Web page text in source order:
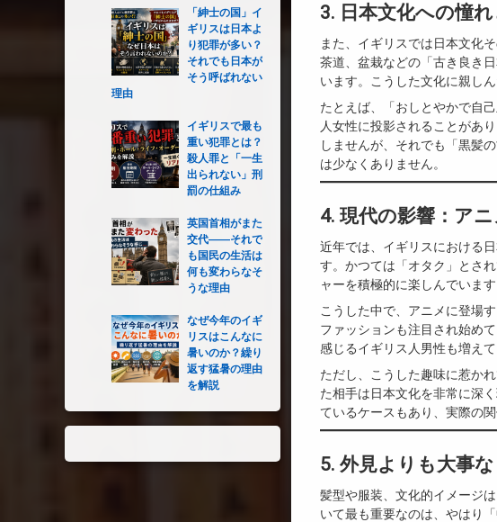
3. 日本文化への憧
また、イギリスでは日本文化
茶道、盆栽などの「古き良き
います。こうした文化に親し
たとえば、「おしとやかで自
人女性に投影されることがあ
しませんが、それでも「黒髪
は少なくありません。
4. 現代の影響：ア
近年では、イギリスにおける
す。かつては「オタク」とさ
ャーを積極的に楽しんでいます
こうした中で、アニメに登
ファッションも注目され始め
感じるイギリス人男性も増えて
ただし、こうした趣味に惹か
た相手は日本文化を非常に深
ているケースもあり、実際の
5. 外見よりも大事な
髪型や服装、文化的イメージ
いて最も重要なのは、やはり
「紳士の国」イ
ギリスは日本よ
り犯罪が多い？
それでも日本が
そう呼ばれない
理由
イギリスで最も
重い犯罪とは？
殺人罪と「一生
出られない」刑
罰の仕組み
英国首相がまた
交代――それで
も国民の生活は
何も変わらなそ
うな理由
なぜ今年のイギ
リスはこんなに
暑いのか？繰り
返す猛暑の理由
を解説